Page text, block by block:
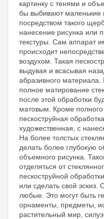
картинку с тенями и
бы выбивают маленькие
посредством такого
нанесение рисунка или
текстуры. Сам аппарат
происходит
воздухом. Такая
выдувая и всасывая
абразивного материала.
полное матирование
после этой обработки
матовым. Кроме полного
пескоструйная
художественная, с
На более толстых
делать более глубокую
объемного рисунка.
отделяться от
пескоструйной
или сделать свой
любые. Это могут быть
орнаменты, предметы,
растительный мир,